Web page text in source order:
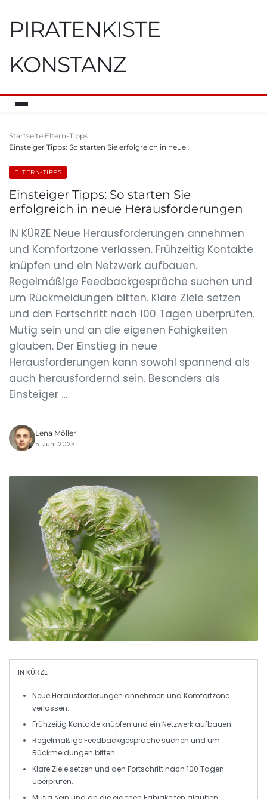
PIRATENKISTE
KONSTANZ
Startseite Eltern-Tipps
Einsteiger Tipps: So starten Sie erfolgreich in neue…
ELTERN-TIPPS
Einsteiger Tipps: So starten Sie
erfolgreich in neue Herausforderungen
IN KÜRZE Neue Herausforderungen annehmen
und Komfortzone verlassen. Frühzeitig Kontakte
knüpfen und ein Netzwerk aufbauen.
Regelmäßige Feedbackgespräche suchen und
um Rückmeldungen bitten. Klare Ziele setzen
und den Fortschritt nach 100 Tagen überprüfen.
Mutig sein und an die eigenen Fähigkeiten
glauben. Der Einstieg in neue
Herausforderungen kann sowohl spannend als
auch herausfordernd sein. Besonders als
Einsteiger …
Lena Möller
5. Juni 2025
IN KÜRZE
Neue Herausforderungen annehmen und Komfortzone
verlassen.
Frühzeitig Kontakteknüpfen und ein Netzwerk aufbauen.
RegelmäßigeFeedbackgespräche suchen und um
Rückmeldungen bitten.
Klare Ziele setzen und den Fortschritt nach 100 Tagen
überprüfen.